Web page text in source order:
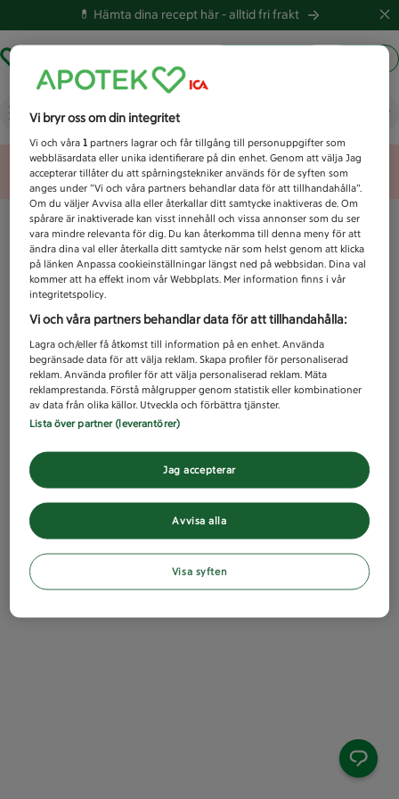
💊 Hämta dina recept här -alltid fri frakt
Vad letar du efter idag?
Unknown error
Vi bryr oss om din integritet
Vi och våra1 partners lagrar och får tillgång till personuppgifter som
webbläsardata eller unika identifierare på din enhet. Genom att välja Jag
accepterar tillåter du att spårningstekniker används för de syften som
anges under ”Vi och våra partners behandlar data för att tillhandahålla”.
Om du väljer Avvisa alla eller återkallar ditt samtycke inaktiveras de. Om
spårare är inaktiverade kan visst innehåll och vissa annonser som du ser
vara mindre relevanta för dig. Du kan återkomma till denna meny för att
ändra dina val eller återkalla ditt samtycke när som helst genom att klicka
på länken Anpassa cookieinställningar längst ned på webbsidan. Dina val
kommer att ha effekt inom vår Webbplats. Mer information finns i vår
integritetspolicy.
Vi och våra partners behandlar data för att tillhandahålla:
Lagra och/eller få åtkomst till information på en enhet. Använda
begränsade data för att välja reklam. Skapa profiler för personaliserad
reklam. Använda profiler för att välja personaliserad reklam. Mäta
reklamprestanda. Förstå målgrupper genom statistik eller kombinationer
av data från olika källor. Utveckla och förbättra tjänster.
Lista över partner (leverantörer)
Avvisa alla
Jag accepterar
Visa syften